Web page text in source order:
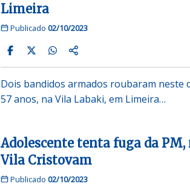
Limeira
Publicado 02/10/2023
Dois bandidos armados roubaram neste
57 anos, na Vila Labaki, em Limeira…
Adolescente tenta fuga da PM,
Vila Cristovam
Publicado 02/10/2023